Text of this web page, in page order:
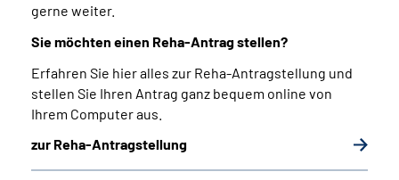
gerne weiter.
Sie möchten einen Reha-Antrag stellen?
Erfahren Sie hier alles zur Reha-Antragstellung und
stellen Sie Ihren Antrag ganz bequem online von
Ihrem Computer aus.
zur Reha-Antragstellung